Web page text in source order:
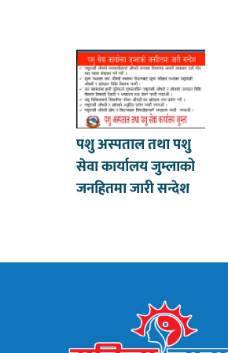
पशु अस्पताल तथा पशु
सेवा कार्यालय जुम्लाको
जनहितमा जारी सन्देश